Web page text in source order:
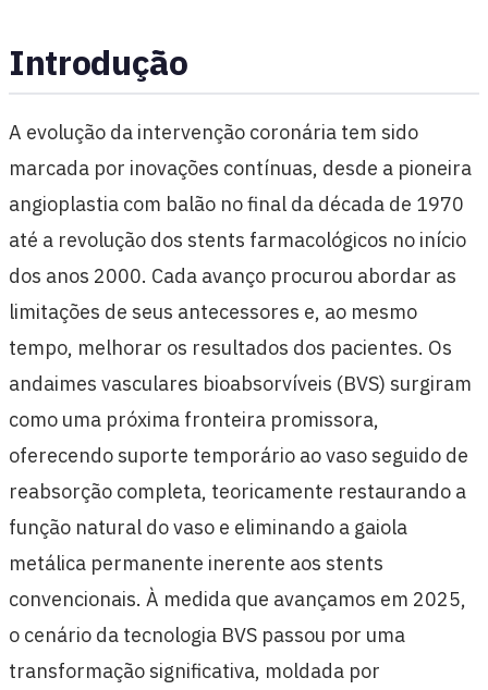
Introdução
A evolução da intervenção coronária tem sido
marcada por inovações contínuas, desde a pioneira
angioplastia com balão no final da década de 1970
até a revolução dos stents farmacológicos no início
dos anos 2000. Cada avanço procurou abordar as
limitações de seus antecessores e, ao mesmo
tempo, melhorar os resultados dos pacientes. Os
andaimes vasculares bioabsorvíveis (BVS) surgiram
como uma próxima fronteira promissora,
oferecendo suporte temporário ao vaso seguido de
reabsorção completa, teoricamente restaurando a
função natural do vaso e eliminando a gaiola
metálica permanente inerente aos stents
convencionais. À medida que avançamos em 2025,
o cenário da tecnologia BVS passou por uma
transformação significativa, moldada por